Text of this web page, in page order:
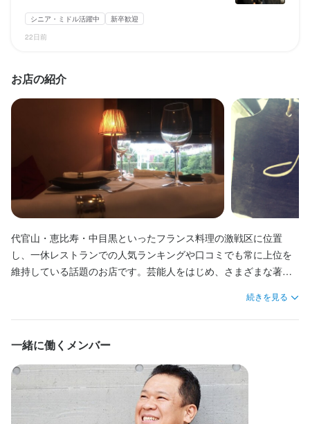
シニア・ミドル活躍中
新卒歓迎
22日前
お店の紹介
代官山・恵比寿・中目黒といったフランス料理の激戦区に位置
し、一休レストランでの人気ランキングや口コミでも常に上位を
維持している話題のお店です。芸能人をはじめ、さまざまな著名
レストランでのコース料理はもちろん、パテやテリーヌ、パン、
デザートの製造、デリの販売など、業務は多岐にわたります。さ
らに、ホームパーティーや企業向けのケータリング、大規模イベ
ント、出張シェフといったシーンにも関わることができ、幅広い
スキルと経験を積める環境です。
続きを見る
一緒に働くメンバー
毎週月・火曜定休
月8日以上休みあり 完全週休2日制 夏季休暇あり
年末年始休暇あり
個人ロッカー、休憩室完備
自転車、バイク出勤可
まかない・食事補助あり 社員登用制度あり バイク通勤OK
特徴
小さなお店(20席未満)
仕事内容
１２席のレストランでのコース料理のサービス、ワイン他飲料の
提供
開店準備、閉店準備、グラス類の洗浄等
毎週月・火曜定休
制服貸与 社員登用制度あり
車通勤OK
特徴
独立希望者歓迎 新卒歓迎 フリーター歓迎 大学生歓迎
主婦・主夫歓迎
シニア・ミドル活躍中
女性活躍中 小さなお店(20席未満)
仕事内容
フレンチデリ商品の製造および販売業務に加え、レストランで提
ラン両方に関わることで、幅広い調理スキルを身につけられる環
境です。
待遇
特徴
新卒歓迎 シニア・ミドル活躍中 小さなお店(20席未満)
仕事内容
＜仕事内容＞
ディナー営業終了後の片付けや閉店作業をお任せします。
また、簡単な調理のサポートも行っていただきます。
この仕事のおすすめポイント
隙間時間にお手伝いください。
応募資格
歓迎スキル・経験